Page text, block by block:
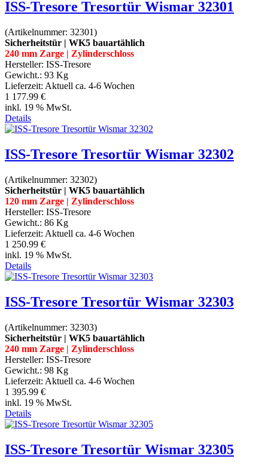
ISS-Tresore Tresortür Wismar 32301
(Artikelnummer: 32301)
Sicherheitstür | WK5 bauartählich
240 mm Zarge | Zylinderschloss
Hersteller: ISS-Tresore
Gewicht.: 93 Kg
Lieferzeit: Aktuell ca. 4-6 Wochen
1 177.99 €
inkl. 19 % MwSt.
Details
ISS-Tresore Tresortür Wismar 32302
(Artikelnummer: 32302)
Sicherheitstür | WK5 bauartählich
120 mm Zarge | Zylinderschloss
Hersteller: ISS-Tresore
Gewicht.: 86 Kg
Lieferzeit: Aktuell ca. 4-6 Wochen
1 250.99 €
inkl. 19 % MwSt.
Details
ISS-Tresore Tresortür Wismar 32303
(Artikelnummer: 32303)
Sicherheitstür | WK5 bauartählich
240 mm Zarge | Zylinderschloss
Hersteller: ISS-Tresore
Gewicht.: 98 Kg
Lieferzeit: Aktuell ca. 4-6 Wochen
1 395.99 €
inkl. 19 % MwSt.
Details
ISS-Tresore Tresortür Wismar 32305